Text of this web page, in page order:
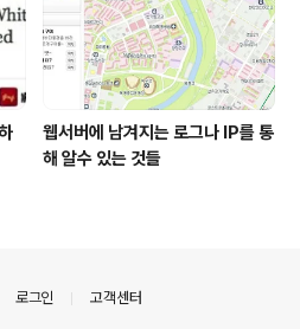
웹서버에 남겨지는 로그나 IP를 통
해 알수 있는 것들
로그인 고객센터